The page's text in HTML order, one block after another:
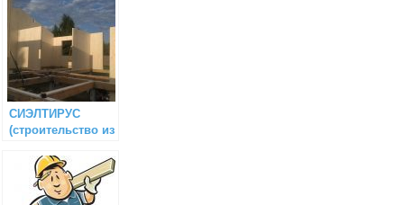
СИЭЛТИРУС
(строительство из
бруса)